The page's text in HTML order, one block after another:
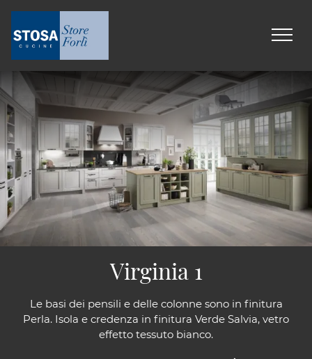
Le basi dei pensili e delle colonne sono in finitura
Perla. Isola e credenza in finitura Verde Salvia, vetro
effetto tessuto bianco.
Virginia 1